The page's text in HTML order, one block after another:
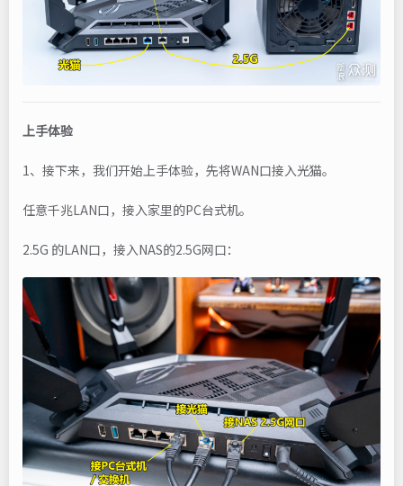
上手体验
1、接下来，我们开始上手体验，先将WAN口接入光猫。
任意千兆LAN口，接入家里的PC台式机。
2.5G 的LAN口，接入NAS的2.5G网口：